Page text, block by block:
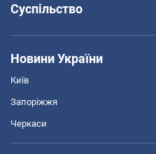
Суспільство
Новини України
Київ
Запоріжжя
Черкаси